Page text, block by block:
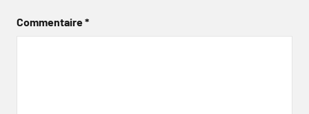
Commentaire*